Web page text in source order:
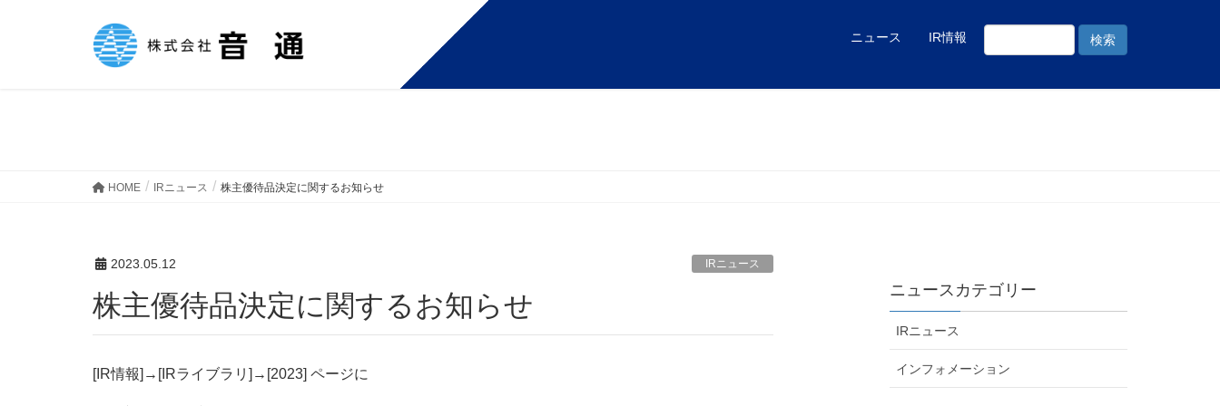
ニュース IR情報
HOME IRニュース 株主優待品決定に関するお知らせ
2023.05.12 IRニュース
株主優待品決定に関するお知らせ
[IR情報]→[IRライブラリ]→[2023] ページに
ニュースカテゴリー
IRニュース
インフォメーション